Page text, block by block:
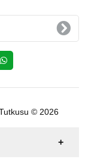
© 2026